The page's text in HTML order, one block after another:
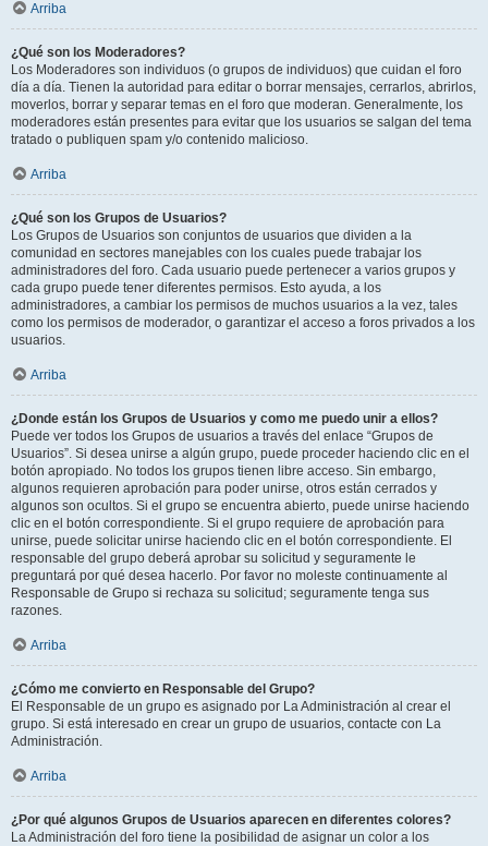
Arriba
¿Qué son los Moderadores?
Los Moderadores son individuos (o grupos de individuos) que cuidan el foro
día a día. Tienen la autoridad para editar o borrar mensajes, cerrarlos, abrirlos,
moverlos, borrar y separar temas en el foro que moderan. Generalmente, los
moderadores están presentes para evitar que los usuarios se salgan del tema
tratado o publiquen spam y/o contenido malicioso.
Arriba
¿Qué son los Grupos de Usuarios?
Los Grupos de Usuarios son conjuntos de usuarios que dividen a la
comunidad en sectores manejables con los cuales puede trabajar los
administradores del foro. Cada usuario puede pertenecer a varios grupos y
cada grupo puede tener diferentes permisos. Esto ayuda, a los
administradores, a cambiar los permisos de muchos usuarios a la vez, tales
como los permisos de moderador, o garantizar el acceso a foros privados a los
usuarios.
Arriba
¿Donde están los Grupos de Usuarios y como me puedo unir a ellos?
Puede ver todos los Grupos de usuarios a través del enlace “Grupos de
Usuarios”. Si desea unirse a algún grupo, puede proceder haciendo clic en el
botón apropiado. No todos los grupos tienen libre acceso. Sin embargo,
algunos requieren aprobación para poder unirse, otros están cerrados y
algunos son ocultos. Si el grupo se encuentra abierto, puede unirse haciendo
clic en el botón correspondiente. Si el grupo requiere de aprobación para
unirse, puede solicitar unirse haciendo clic en el botón correspondiente. El
responsable del grupo deberá aprobar su solicitud y seguramente le
preguntará por qué desea hacerlo. Por favor no moleste continuamente al
Responsable de Grupo si rechaza su solicitud; seguramente tenga sus
razones.
Arriba
¿Cómo me convierto en Responsable del Grupo?
El Responsable de un grupo es asignado por La Administración al crear el
grupo. Si está interesado en crear un grupo de usuarios, contacte con La
Administración.
Arriba
¿Por qué algunos Grupos de Usuarios aparecen en diferentes colores?
La Administración del foro tiene la posibilidad de asignar un color a los